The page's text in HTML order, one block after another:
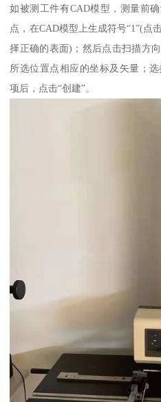
如被测工件有CAD模型，测量前
点，在CAD模型上生成符号“1”(点
择正确的表面)；然后点击扫描方
所选位置点相应的坐标及矢量；
项后，点击“创建”。